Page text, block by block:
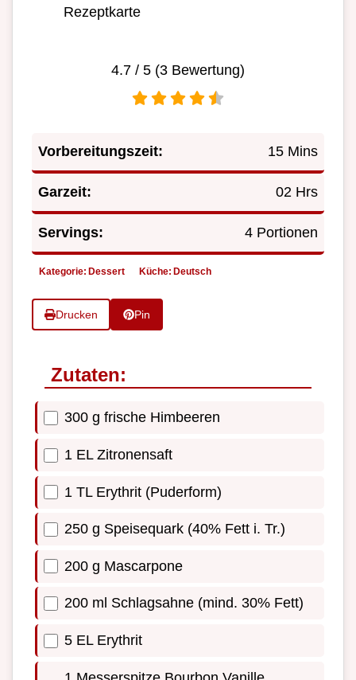
Rezeptkarte
4.7 / 5 (3 Bewertung)
Vorbereitungszeit: 15 Mins
Garzeit: 02 Hrs
Servings: 4 Portionen
Kategorie: Dessert Küche: Deutsch
Drucken Pin
Zutaten:
300 g frische Himbeeren
1 EL Zitronensaft
1 TL Erythrit (Puderform)
250 g Speisequark (40% Fett i. Tr.)
200 g Mascarpone
200 ml Schlagsahne (mind. 30% Fett)
5 EL Erythrit